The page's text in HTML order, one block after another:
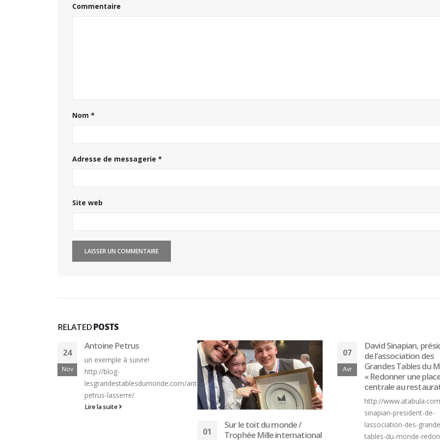
Commentaire
Nom *
Adresse de messagerie *
Site web
RELATEDPOSTS
24
Nov
Antoine Petrus
un exemple à suivre!
http://blog-
lesgrandestablesdumonde.com/antoine-
petrus-lasserre/
Lire la suite
01
Sur le toit du monde /
Trophée Mille international
07
Avr
David Sinapian,
de l’association des
Grandes Tables du
« Redonner une
centrale au
http://
sinapian-president-de-
lassociation-des-
tables-du-monde-